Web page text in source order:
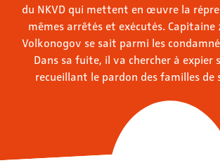
du NKVD qui mettent en œuvre la
mêmes arrêtés et exécutés. Capitaine
Volkonogov se sait parmi les
Dans sa fuite, il va chercher à expier
recueillant le pardon des familles de